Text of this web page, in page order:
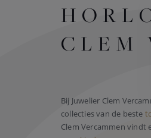
CLEM
Bij Juwelier Clem
collecties van de beste
Clem Vercammen vindt